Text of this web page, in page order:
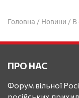
Головна / Новини / В
ПРО НАС
Форум вільної